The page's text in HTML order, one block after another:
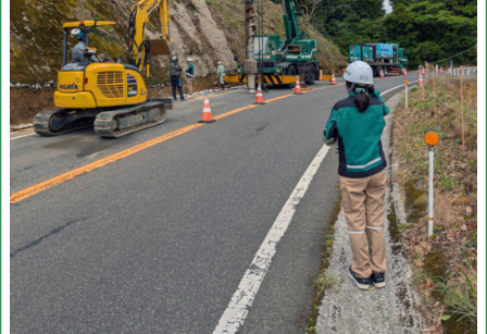
）
2.
指
宿
有
料
道
路
（Ⅱ
期）
線
形